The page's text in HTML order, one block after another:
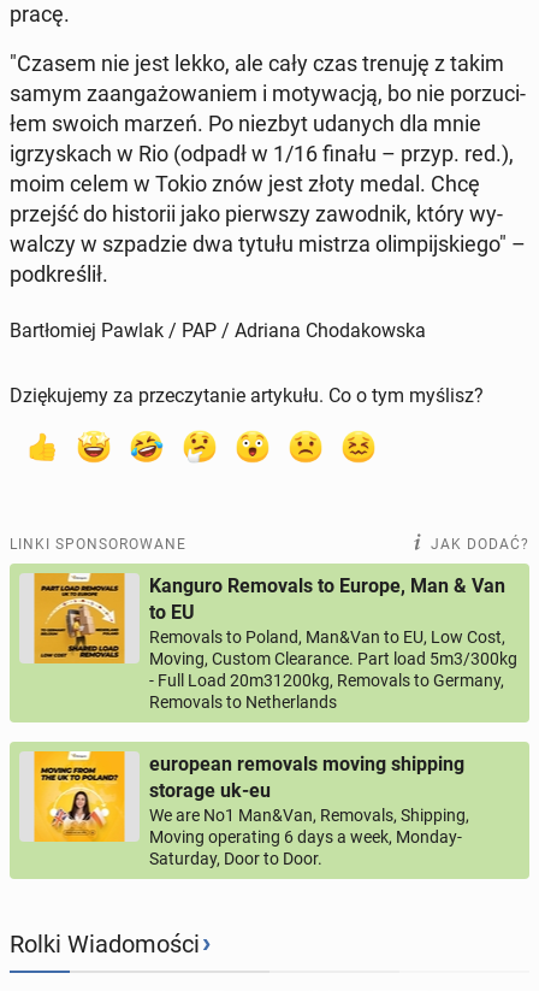
pracę.
"Czasem nie jest lekko, ale cały czas trenuję z takim
samym za­an­ga­żo­wa­niem i mo­ty­wa­cją, bo nie po­rzu­ci­
łem swoich marzeń. Po niezbyt udanych dla mnie
igrzy­skach w Rio (odpadł w 1/16 finału – przyp. red.),
moim celem w Tokio znów jest złoty medal. Chcę
przejść do hi­sto­rii jako pierw­szy za­wod­nik, który wy­
wal­czy w szpa­dzie dwa tytułu mistrza olim­pij­skie­go" –
pod­kre­ślił.
Bartłomiej Pawlak / PAP / Adriana Chodakowska
Dziękujemy za przeczytanie artykułu. Co o tym myślisz?
LINKI SPONSOROWANE JAK DODAĆ?
Kanguro Removals to Europe, Man & Van
to EU
Removals to Poland, Man&Van to EU, Low Cost,
Moving, Custom Clearance. Part load 5m3/300kg
- Full Load 20m31200kg, Removals to Germany,
Removals to Netherlands
european removals moving shipping
storage uk-eu
We are No1 Man&Van, Removals, Shipping,
Moving operating 6 days a week, Monday-
Saturday, Door to Door.
Rolki Wiadomości›